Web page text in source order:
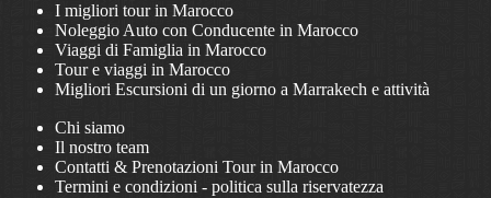
I migliori tour in Marocco
Noleggio Auto con Conducente in Marocco
Viaggi di Famiglia in Marocco
Tour e viaggi in Marocco
Migliori Escursioni di un giorno a Marrakech e attività
Chi siamo
Il nostro team
Contatti & Prenotazioni Tour in Marocco
Termini e condizioni - politica sulla riservatezza